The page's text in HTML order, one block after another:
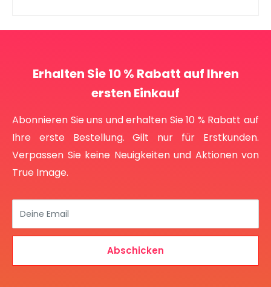
Erhalten Sie 10 % Rabatt auf Ihren
ersten Einkauf
Abonnieren Sie uns und erhalten Sie 10 % Rabatt auf
Ihre erste Bestellung. Gilt nur für Erstkunden.
Verpassen Sie keine Neuigkeiten und Aktionen von
True Image.
Deine Email
Abschicken